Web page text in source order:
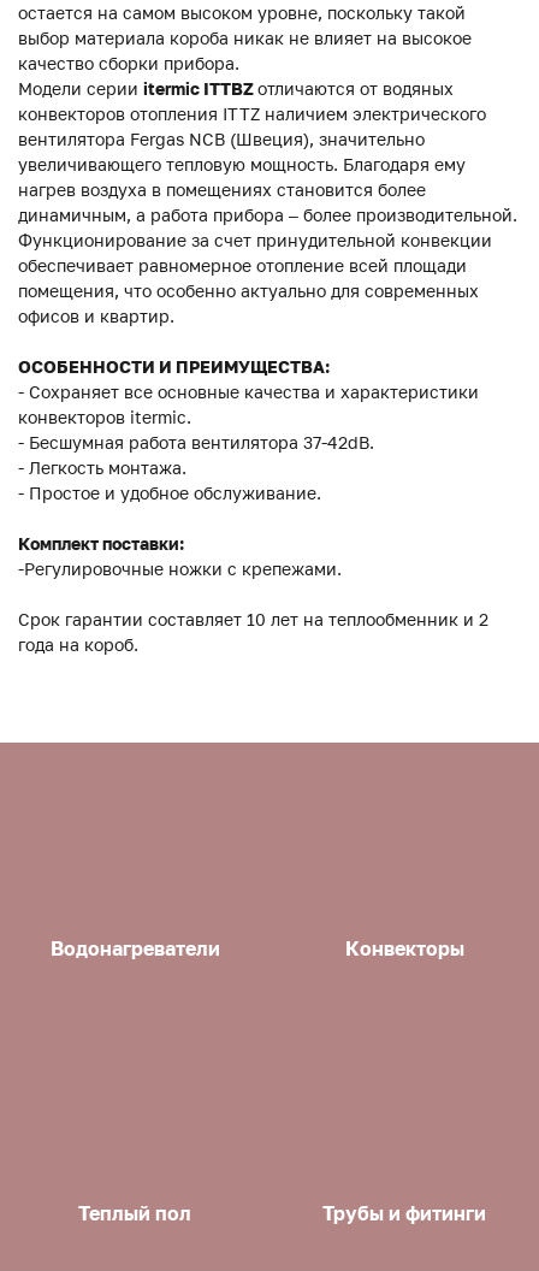
остается на самом высоком уровне, поскольку такой
выбор материала короба никак не влияет на высокое
качество сборки прибора.
Модели серии itermic ITTBZотличаются от водяных
конвекторов отопления ITTZ наличием электрического
вентилятора Fergas NCB (Швеция), значительно
увеличивающего тепловую мощность. Благодаря ему
нагрев воздуха в помещениях становится более
динамичным, а работа прибора – более производительной.
Функционирование за счет принудительной конвекции
обеспечивает равномерное отопление всей площади
помещения, что особенно актуально для современных
офисов и квартир.
ОСОБЕННОСТИ И ПРЕИМУЩЕСТВА:
- Сохраняет все основные качества и характеристики
конвекторов itermic.
- Бесшумная работа вентилятора 37-42dB.
- Легкость монтажа.
- Простое и удобное обслуживание.
Комплект поставки:
-Регулировочные ножки с крепежами.
Срок гарантии составляет 10 лет на теплообменник и 2
года на короб.
Водонагреватели Конвекторы
Теплый пол Трубы и фитинги